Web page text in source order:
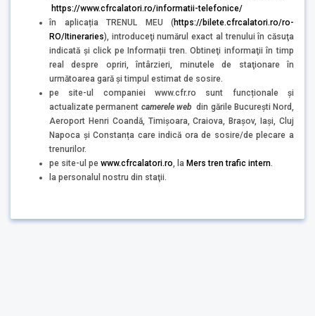
https://www.cfrcalatori.ro/informatii-telefonice/
în aplicația TRENUL MEU (https://bilete.cfrcalatori.ro/ro-
RO/Itineraries), introduceţi numărul exact al trenului în căsuţa
indicată şi click pe Informații tren. Obtineţi informaţii în timp
real despre opriri, întârzieri, minutele de staţionare în
următoarea gară şi timpul estimat de sosire.
pe site-ul companiei www.cfr.ro sunt funcționale și
actualizate permanent camerele web din gările București Nord,
Aeroport Henri Coandă, Timișoara, Craiova, Brașov, Iași, Cluj
Napoca și Constanța care indică ora de sosire/de plecare a
trenurilor.
pe site-ul pe www.cfrcalatori.ro, la Mers tren trafic intern.
la personalul nostru din staţii.